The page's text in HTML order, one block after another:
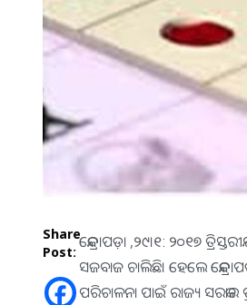
Share
Post:
କେନ୍ଦ୍ରାପଡ଼ା ,୨୯।୧: ୨୦୧୭
ସଜବାଜ ଚାଲିଛି। ହେଲେ
ପରିଚାଳନା ପାଇଁ ରାଜ୍ୟ ସରକାର